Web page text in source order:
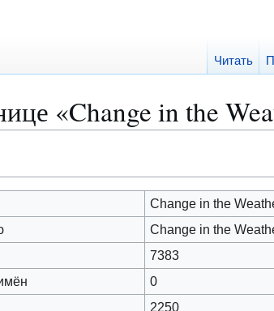
«Change in the
Change in the
Change in the
7383
0
2250
Читать